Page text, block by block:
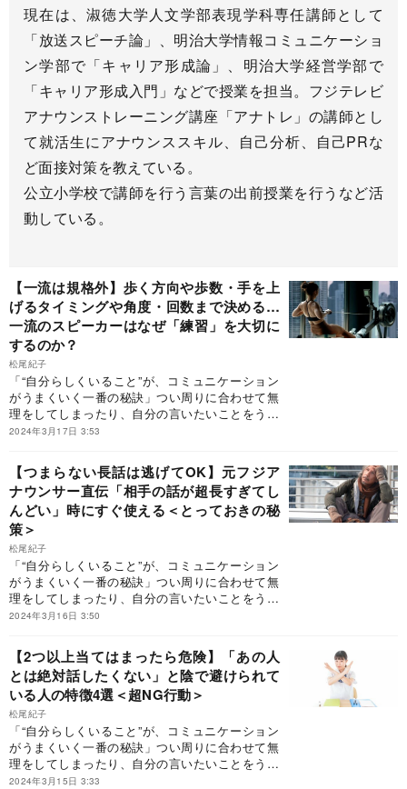
現在は、淑徳大学人文学部表現学科専任講師として
「放送スピーチ論」、明治大学情報コミュニケーショ
ン学部で「キャリア形成論」、明治大学経営学部で
「キャリア形成入門」などで授業を担当。フジテレビ
アナウンストレーニング講座「アナトレ」の講師とし
て就活生にアナウンススキル、自己分析、自己PRな
ど面接対策を教えている。
公立小学校で講師を行う言葉の出前授業を行うなど活
動している。
【一流は規格外】歩く方向や歩数・手を上
げるタイミングや角度・回数まで決める…
一流のスピーカーはなぜ「練習」を大切に
するのか？
松尾紀子
「“自分らしくいること”が、コミュニケーション
がうまくいく一番の秘訣」つい周りに合わせて無
理をしてしまったり、自分の言いたいことをうま
く言えなかったり…そうして、悩んだ経験はあり
うどいい話し方』は、そんないつも周りを気遣う
ことのできる人に向けて作られた書籍として注目
を集めている。アナウンサー歴30年超でありなが
ら、実はもともと極度の人見知りで「人前で話す
のがずっと苦手」だった著者による、「大人にふ
さわしい会話のテクニック」が多数掲載されてい
る。自分と相手が調和するコミュニケーションの
秘密がわかる本書。今回はその中から特別に「自
分らしい会話をする秘訣」を紹介します。
2024年3月17日 3:53
【つまらない長話は逃げてOK】元フジア
ナウンサー直伝「相手の話が超長すぎてし
んどい」時にすぐ使える＜とっておきの秘
策＞
松尾紀子
「“自分らしくいること”が、コミュニケーション
がうまくいく一番の秘訣」つい周りに合わせて無
理をしてしまったり、自分の言いたいことをうま
く言えなかったり…そうして、悩んだ経験はあり
うどいい話し方』は、そんないつも周りを気遣う
ことのできる人に向けて作られた書籍として注目
を集めている。アナウンサー歴30年超でありなが
ら、実はもともと極度の人見知りで「人前で話す
のがずっと苦手」だった著者による、「大人にふ
さわしい会話のテクニック」が多数掲載されてい
る。自分と相手が調和するコミュニケーションの
秘密がわかる本書。今回はその中から特別に「自
分らしい会話をする秘訣」を紹介します。
2024年3月16日 3:50
【2つ以上当てはまったら危険】「あの人
とは絶対話したくない」と陰で避けられて
いる人の特徴4選＜超NG行動＞
松尾紀子
「“自分らしくいること”が、コミュニケーション
がうまくいく一番の秘訣」つい周りに合わせて無
理をしてしまったり、自分の言いたいことをうま
く言えなかったり…そうして、悩んだ経験はあり
2024年3月15日 3:33